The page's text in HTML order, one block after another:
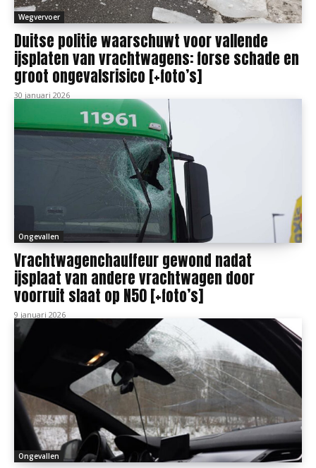
Wegvervoer
Duitse politie waarschuwt voor vallende
ijsplaten van vrachtwagens: forse schade en
groot ongevalsrisico [+foto’s]
30 januari 2026
Ongevallen
Vrachtwagenchauffeur gewond nadat
ijsplaat van andere vrachtwagen door
voorruit slaat op N50 [+foto’s]
9 januari 2026
Ongevallen